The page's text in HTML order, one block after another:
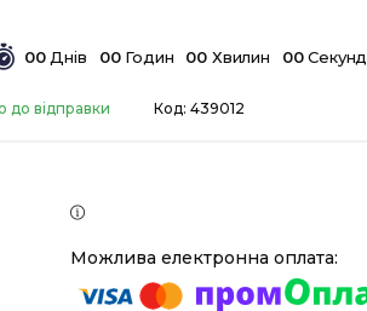
00 Днів 00 Годин 00 Хвилин 00 Секунд
до відправки Код: 439012